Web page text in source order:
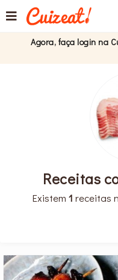
Agora, faça login na
Receitas
Existem 1 receitas